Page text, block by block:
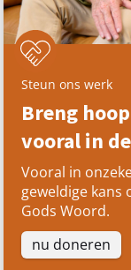
Steun ons werk
Breng
vooral in
Vooral in
geweldige kans
Gods Woord.
nu doneren